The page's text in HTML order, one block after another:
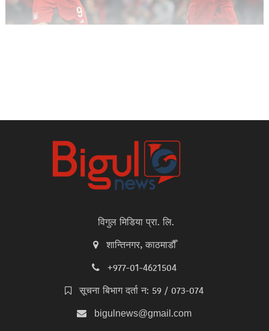
विगुल मिडिया प्रा. लि.
शान्तिनगर, काठमाडौँ
+977-01-4621504
सूचना बिभाग दर्ता न: 59 / 073-074
bigulnews@gmail.com